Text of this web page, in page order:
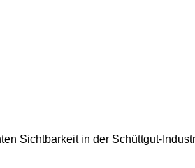
Sichtbarkeit in der Schüttgut-